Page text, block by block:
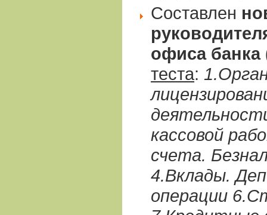
Составлен
офиса
теста:
кассовой
счета.
4.Вклады.
операции